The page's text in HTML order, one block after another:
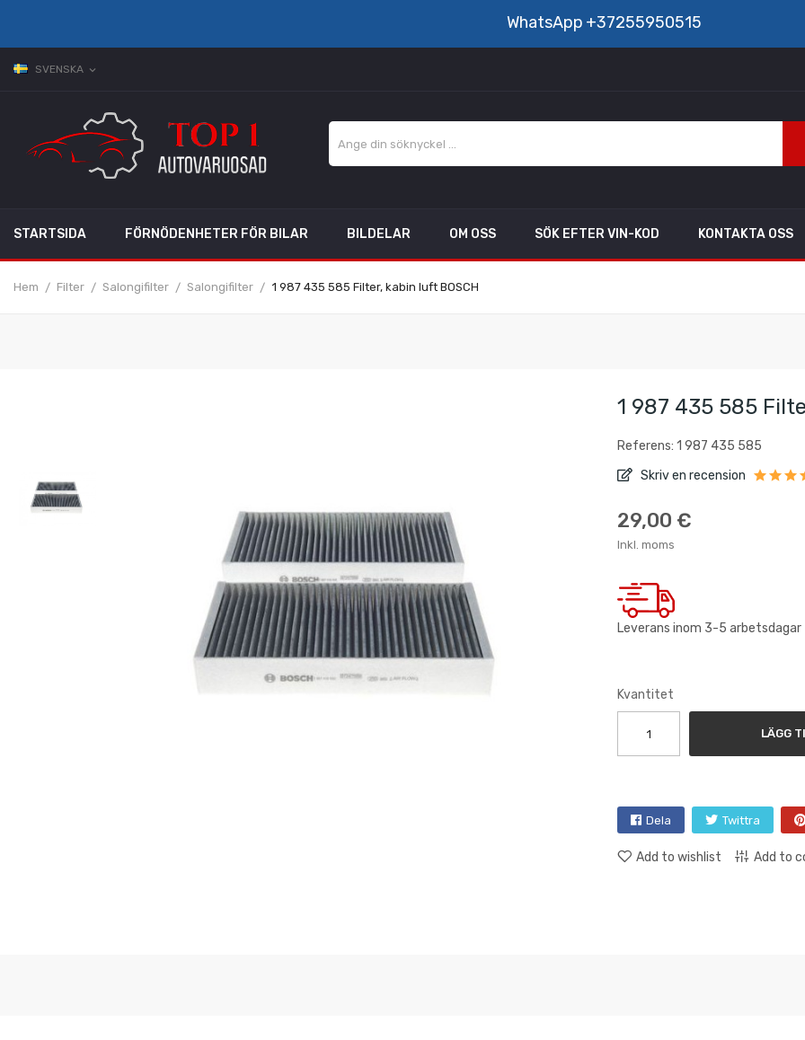
WhatsApp +37255950515
SVENSKA expand_more
STARTSIDA FÖRNÖDENHETER FÖR BILAR BILDELAR OM OSS SÖK EFTER VIN-KOD KONTAKTA OSS
Hem Filter Salongifilter Salongifilter 1 987 435 585 Filter, kabin luft BOSCH
1 987 435 585
Referens: 1 987 435 585
Skriv en recension
29,00 €
Inkl. moms
Leverans inom 3-5 arbetsdagar
Kvantitet
LÄGG
Dela Twittra
Add to wishlist Add to